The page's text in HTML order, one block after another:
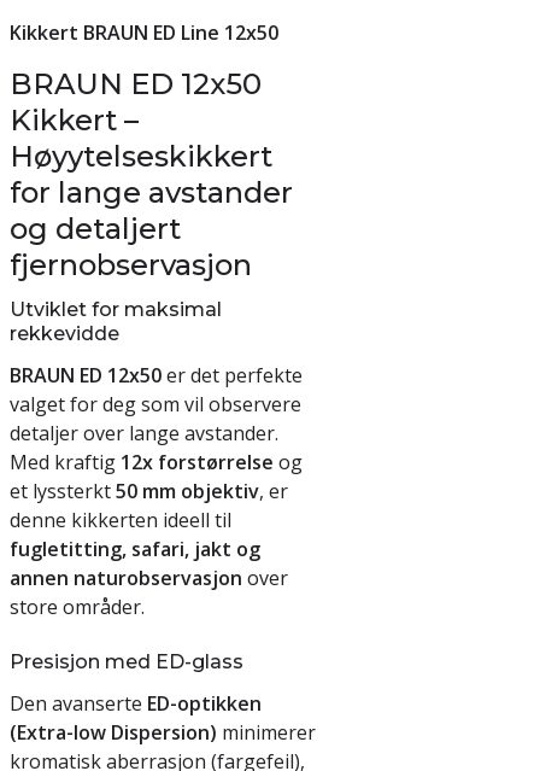
Kikkert BRAUN ED Line 12x50
BRAUN ED 12x50
Kikkert –
Høyytelseskikkert
for lange avstander
og detaljert
fjernobservasjon
Utviklet for maksimal
rekkevidde
BRAUN ED 12x50er det perfekte
valget for deg som vil observere
detaljer over lange avstander.
Med kraftig 12x forstørrelse og
et lyssterkt50 mm objektiv, er
denne kikkerten ideell til
fugletitting, safari, jakt og
annen naturobservasjon over
store områder.
Presisjon med ED-glass
Den avanserte ED-optikken
(Extra-low Dispersion) minimerer
kromatisk aberrasjon (fargefeil),